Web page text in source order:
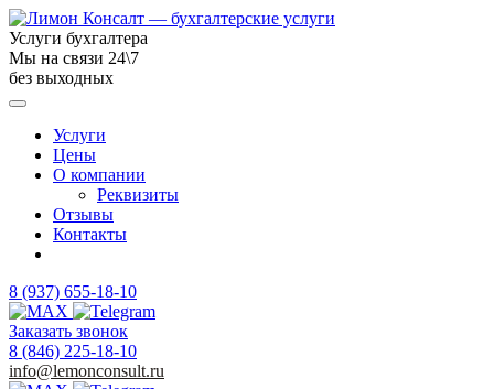
Услуги бухгалтера
Мы на связи 24\7
без выходных
Услуги
Цены
О компании
Реквизиты
Отзывы
Контакты
8 (937) 655-18-10
Заказать звонок
8 (846) 225-18-10
info@lemonconsult.ru